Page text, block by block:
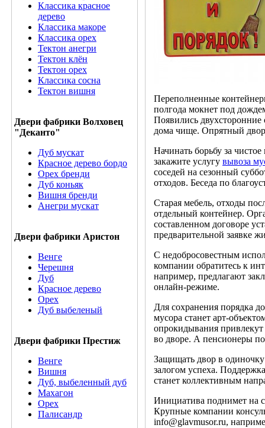
Классика красное
дерево
Классика макоре
Классика орех
Тектон анегри
Тектон клён
Тектон орех
Классика сосна
Тектон вишня
Двери фабрики Волховец
"Деканто"
Дуб мускат
Красное дерево бордо
Орех бренди
Дуб коньяк
Вишня бренди
Анегри мускат
Двери фабрики Аристон
Венге
Черешня
Дуб
Красное дерево
Орех
Дуб выбеленый
Двери фабрики Престиж
Венге
Вишня
Дуб, выбеленный дуб
Махагон
Орех
Палисандр
Переполненные
полгода мокнет под
Появились двухсторонние
дома чище. Опрятный двор
Начинать борьбу за
закажите услугу вывоза
соседей на сезонный
отходов. Беседа по
Старая мебель, отходы
отдельный контейнер.
составленном договоре
предварительной заявке
С недобросовестным
компании обратитесь к
например, предлагают
онлайн-режиме.
Для сохранения порядка
мусора станет арт-
опрокидывания
во дворе. А пенсионеры
Защищать двор в
залогом успеха.
станет коллективным
Инициатива поднимет на
Крупные компании
info@glavmusor.ru,